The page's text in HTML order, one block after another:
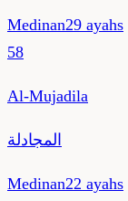
Medinan29 ayahs
58
Al-Mujadila
المجادلة
Medinan22 ayahs